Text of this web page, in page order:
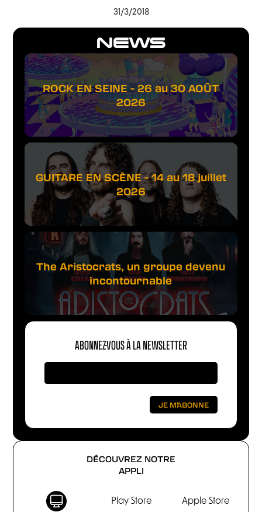
DÉCOUVREZ NOTRE
APPLI
Play Store Apple Store
NEWS
ROCK EN SEINE - 26 au 30 AOÛT
2026
GUITARE EN SCÈNE - 14 au 18 juillet
2026
The Aristocrats, un groupe devenu
incontournable
ABONNEZ-VOUS À LA NEWSLETTER
31/3/2018